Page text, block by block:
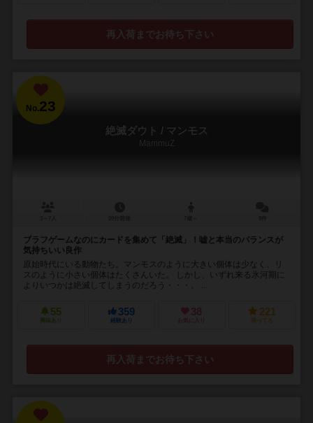
再入荷までお待ち下さい
No.23
絶滅ダウト / マンモス
MammuZ
ブラフゲームなのにカードを集めて「絶滅」！嘘と本当のバランスが
気持ちいい良作
原始時代にいる動物たち。マンモスのように大きい個体は少なく、リ
スのように小さい個体はたくさんいた。 しかし、いずれ来る氷河期に
よりいつかは絶滅してしまうのだろう・・・。 ...
55
興味あり
359
経験あり
38
お気に入り
221
持ってる
再入荷までお待ち下さい